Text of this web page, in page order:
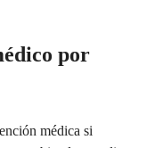
por
médica si